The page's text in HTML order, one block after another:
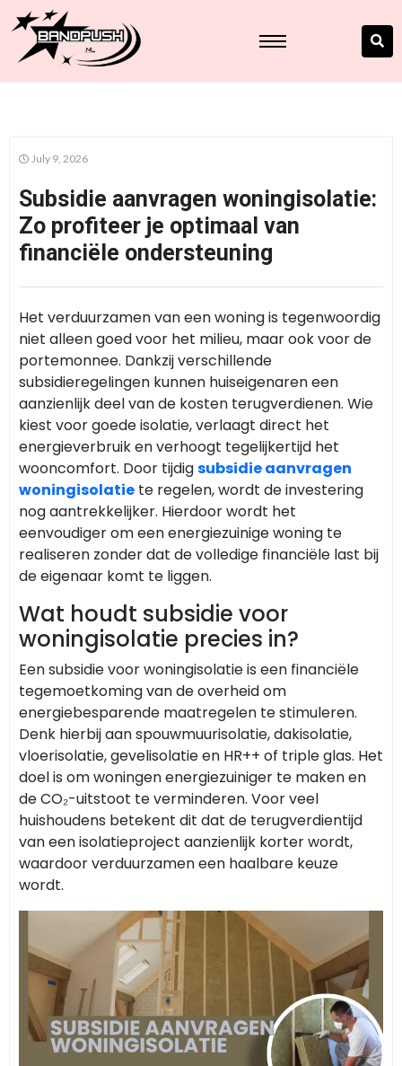
July 9, 2026
Subsidie aanvragen woningisolatie:
Zo profiteer je optimaal van
financiële ondersteuning
Het verduurzamen van een woning is tegenwoordig
niet alleen goed voor het milieu, maar ook voor de
portemonnee. Dankzij verschillende
subsidieregelingen kunnen huiseigenaren een
aanzienlijk deel van de kosten terugverdienen. Wie
kiest voor goede isolatie, verlaagt direct het
energieverbruik en verhoogt tegelijkertijd het
wooncomfort. Door tijdigsubsidie aanvragen
woningisolatie te regelen, wordt de investering
nog aantrekkelijker. Hierdoor wordt het
eenvoudiger om een energiezuinige woning te
realiseren zonder dat de volledige financiële last bij
de eigenaar komt te liggen.
Wat houdt subsidie voor
woningisolatie precies in?
Een subsidie voor woningisolatie is een financiële
tegemoetkoming van de overheid om
energiebesparende maatregelen te stimuleren.
Denk hierbij aan spouwmuurisolatie, dakisolatie,
vloerisolatie, gevelisolatie en HR++ of triple glas. Het
doel is om woningen energiezuiniger te maken en
de CO₂-uitstoot te verminderen. Voor veel
huishoudens betekent dit dat de terugverdientijd
van een isolatieproject aanzienlijk korter wordt,
waardoor verduurzamen een haalbare keuze
wordt.